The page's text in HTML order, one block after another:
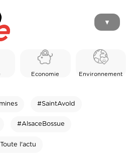
▼
Economie Environnement
#SaintAvold
#AlsaceBossue
l'actu